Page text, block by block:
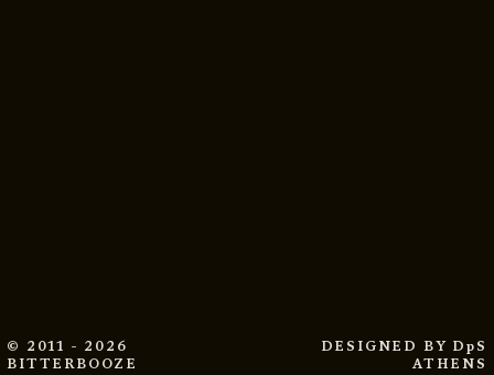
© 2011 - 2026
BITTERBOOZE
DESIGNED BY DpS
ATHENS